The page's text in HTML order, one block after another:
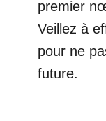
premier
Veillez à
pour ne
future.